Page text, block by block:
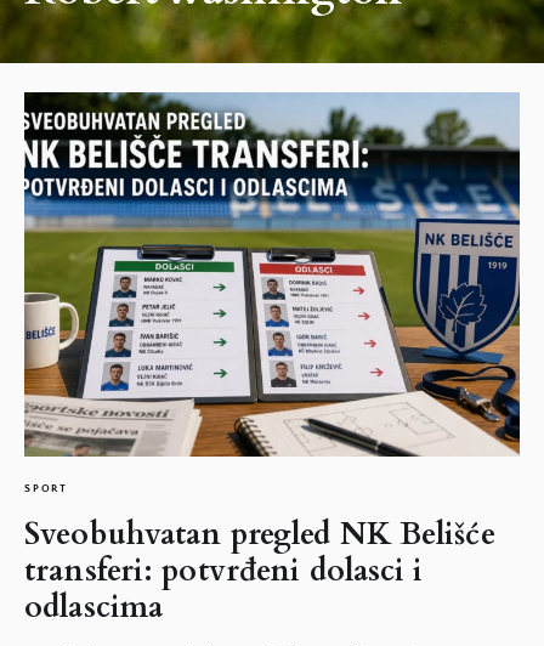
SPORT
Sveobuhvatan pregled NK Belišće
transferi: potvrđeni dolasci i
odlascima